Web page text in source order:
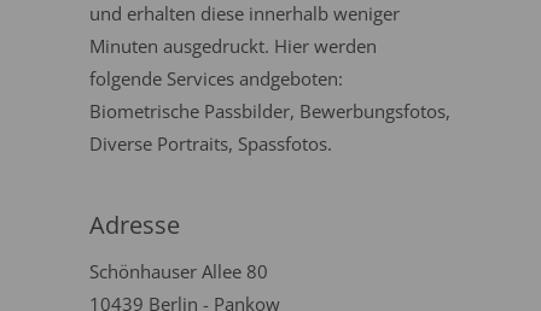
und erhalten diese innerhalb weniger
Minuten ausgedruckt. Hier werden
folgende Services andgeboten:
Biometrische Passbilder, Bewerbungsfotos,
Diverse Portraits, Spassfotos.
Adresse
Schönhauser Allee 80
10439 Berlin - Pankow